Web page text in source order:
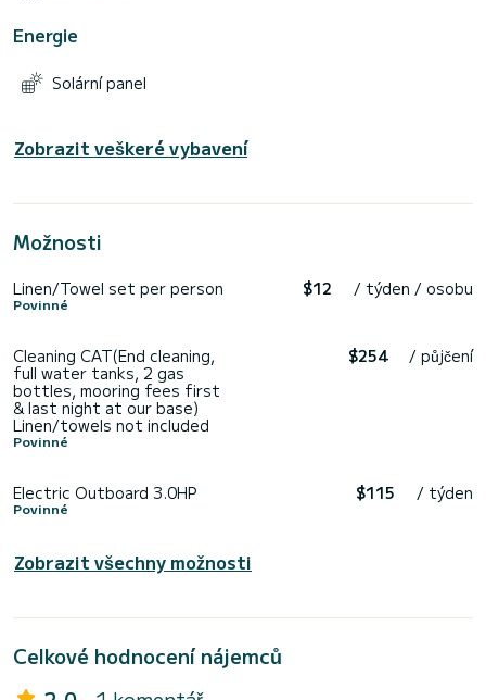
Energie
Solární panel
Zobrazit veškeré vybavení
Možnosti
Linen/Towel set per person
Povinné
$12 / týden / osobu
Cleaning CAT(End cleaning,
full water tanks, 2 gas
bottles, mooring fees first
& last night at our base)
Linen/towels not included
Povinné
$254 / půjčení
Electric Outboard 3.0HP
Povinné
$115 / týden
Zobrazit všechny možnosti
Celkové hodnocení nájemců